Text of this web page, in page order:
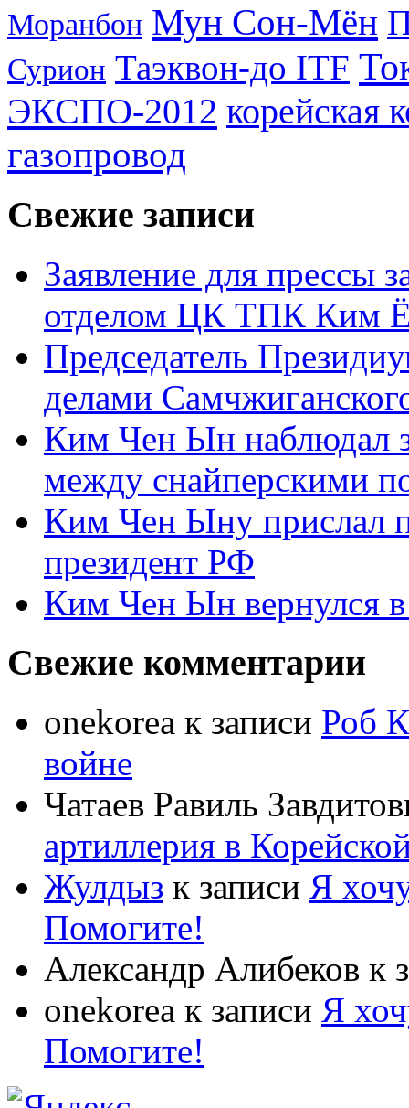
Моранбон Мун Сон-Мён
Сурион Таэквон-до ITF
ЭКСПО-2012 корейская
газопровод
Свежие записи
Заявление для прессы
отделом ЦК ТПК Ким
Председатель
делами
Ким Чен Ын наблюдал
между снайперскими
Ким Чен Ыну прислал
президент РФ
Ким Чен Ын вернулся
Свежие комментарии
onekorea к записи Роб
войне
Чатаев Равиль
артиллерия в
Жулдыз к записи Я
Помогите!
Александр Алибеков к
onekorea к записи Я
Помогите!